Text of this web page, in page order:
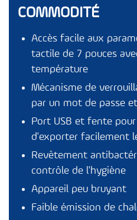
COMMODITÉ
Accès facile aux
tactile de 7 pouces
température
Mécanisme de
par un mot de passe
Port USB et fente
d'exporter facilement
Revêtement
contrôle de l'hygiène
Appareil peu bruyant
Faible émission de